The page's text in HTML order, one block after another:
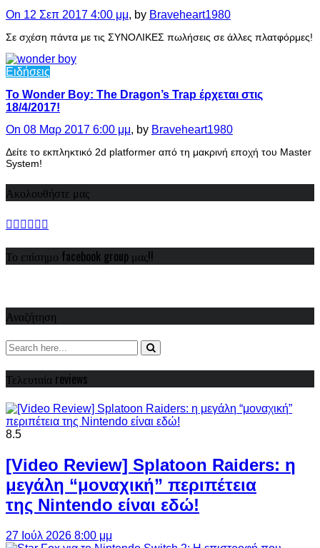
On 12 Σεπ 2017 4:00 μμ, by Braveheart1980
Σε σχέση πάντα με τις ΣΥΝΟΛΙΚΕΣ πωλήσεις σε άλλες πλατφόρμες!
Ειδήσεις
To Wonder Boy: The Dragon’s Trap έρχεται στις
18/4/2017!
On 08 Μαρ 2017 6:00 μμ, by Braveheart1980
Δείτε το εκπληκτικό 2d platformer από τη μακρινή εποχή του Master
System!
Ακολουθήστε μας
Το επίσημο facebook group μας!!
Αναζήτηση
Τελευταία reviews
8.5
[Video Review] Splatoon Raiders: η
μεγάλη “μοναχική” περιπέτεια
της Nintendo είναι εδώ!
27 Ιούλ 2026 8:00 μμ